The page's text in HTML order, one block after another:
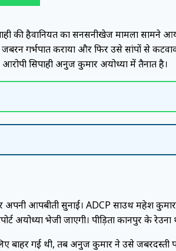
की हैवानियत का सनसनीखेज मामला सामने
गर्भपात कराया और फिर उसे सांपों से
आरोपी सिपाही अनुज कुमार अयोध्या में तैनात है।
आपबीती सुनाई। ADCP साउथ महेश
अयोध्या भेजी जाएगी। पीड़िता कानपुर के रेउना
बाहर गई थी, तब अनुज कुमार ने उसे